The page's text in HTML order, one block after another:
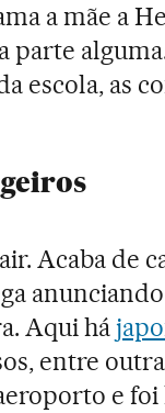
a mãe a
parte
escola, as
Acaba de
Aqui há
entre
e foi